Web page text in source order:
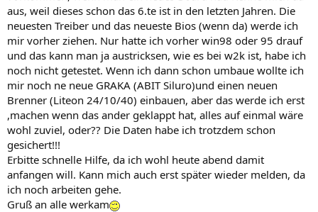
aus, weil dieses schon das 6.te ist in den letzten Jahren. Die
neuesten Treiber und das neueste Bios (wenn da) werde ich
mir vorher ziehen. Nur hatte ich vorher win98 oder 95 drauf
und das kann man ja austricksen, wie es bei w2k ist, habe ich
noch nicht getestet. Wenn ich dann schon umbaue wollte ich
mir noch ne neue GRAKA (ABIT Siluro)und einen neuen
Brenner (Liteon 24/10/40) einbauen, aber das werde ich erst
,machen wenn das ander geklappt hat, alles auf einmal wäre
wohl zuviel, oder?? Die Daten habe ich trotzdem schon
gesichert!!!
Erbitte schnelle Hilfe, da ich wohl heute abend damit
anfangen will. Kann mich auch erst später wieder melden, da
ich noch arbeiten gehe.
Gruß an alle werkam